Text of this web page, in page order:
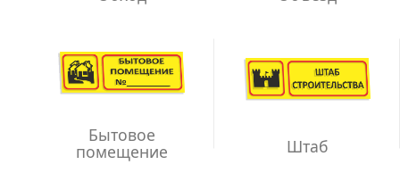
Бытовое
помещение Штаб